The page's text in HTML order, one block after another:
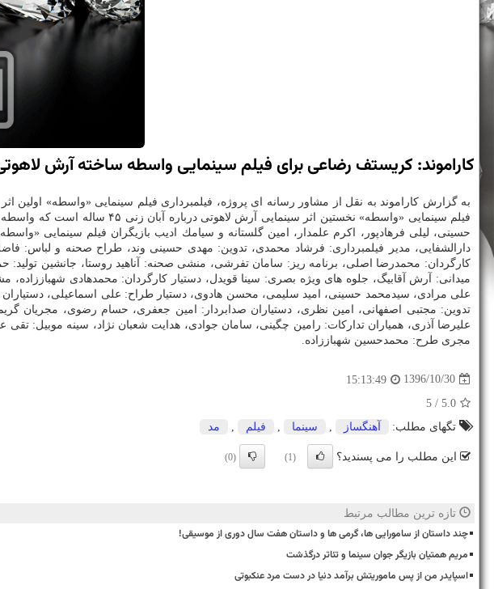
كاراموند: كریستف رضاعی برای فیلم سینمایی واسطه ساخته آرش
به گزارش كاراموند به نقل از مشاور رسانه ای پروژه، فیلمبرداری فیلم سینمایی «واسطه»
فیلم سینمایی «واسطه» نخستین
حسینی، لیلی فرهادپور، اكرم علمدار، امین گلستانه و سیامك ادیب بازیگران فیلم سینمایی
دارالشفایی، مدیر فیلمبرداری: فرشاد محمدی، تدوین: مهدی حسینی وند، طراح صحنه و لباس:
كارگردان: محمدرضا اصلی، برنامه ریز: سامان تفرشی، منشی صحنه: آناهید روستا، جانشین
میدانی: آرش آقابیگ، جلوه های ویژه بصری: سینا قویدل، دستیار كارگردان: محمدهادی شهباززاده،
علی مرادی، سیدمحمد حسینی، امید سلیمی، محسن هادوی، دستیار طراح: علی اسماعیلی،
تدوین: مجتبی اصفهانی، امین نظری، دستیاران صدابردار: امین جعفری، حسام رضوی، مجریان
علیرضا آذری، همیاران تداركات: رامین چگینی، سامان جوادی، هدایت شعبان نژاد، سینه
مجری طرح: محمدحسین شهباززاده.
1396/10/30
15:13:49
5.0
/ 5
تگهای مطلب:
آهنگساز , سینما , فیلم , مد
این مطلب را می پسندید؟ (1)
(0)
تازه ترین مطالب مرتبط
چند داستان از سامورایی ها، گرمی ها و داستان هفت سال دوری از موسیقی!
مریم همتیان بازیگر جوان سینما و تئاتر درگذشت
اسپایدر من از پس ماموریتش برآمد دنیا در دست مرد عنکبوتی